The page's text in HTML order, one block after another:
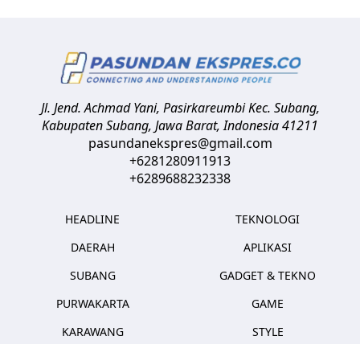
Jl. Jend. Achmad Yani, Pasirkareumbi Kec. Subang,
Kabupaten Subang, Jawa Barat,Indonesia41211
pasundanekspres@gmail.com
+6281280911913
+6289688232338
HEADLINE
DAERAH
SUBANG
PURWAKARTA
KARAWANG
TEKNOLOGI
APLIKASI
GADGET & TEKNO
GAME
STYLE